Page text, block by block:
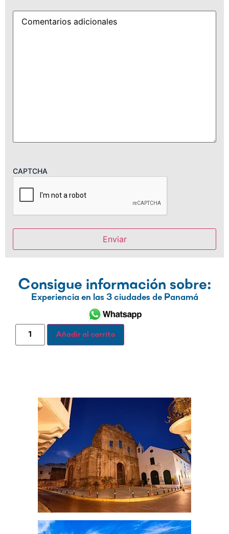
Detalles
CAPTCHA
Consigue información sobre:
Experiencia en las 3 ciudades de Panamá
Añadir al carrito